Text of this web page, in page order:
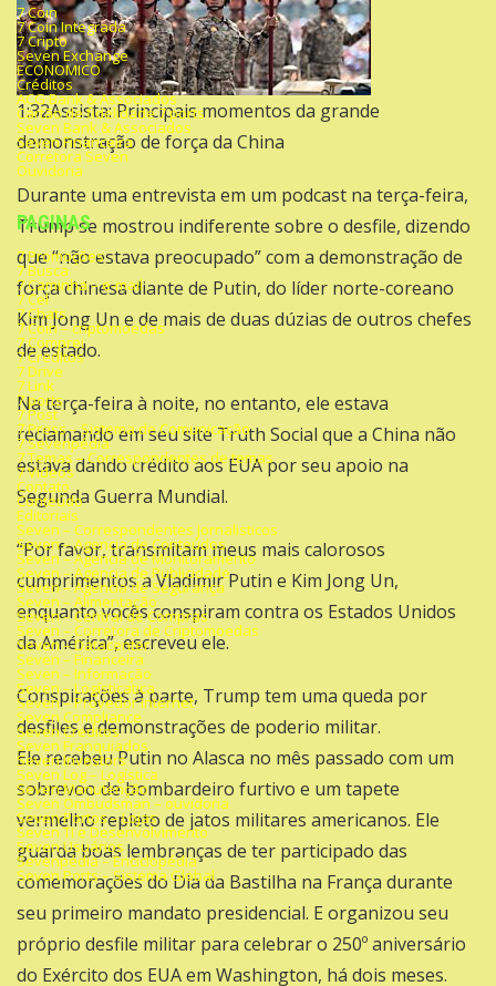
1:32Assista: Principais momentos da grande
demonstração de força da China
Durante uma entrevista em um podcast na terça-feira,
Trump se mostrou indiferente sobre o desfile, dizendo
que “não estava preocupado” com a demonstração de
força chinesa diante de Putin, do líder norte-coreano
Kim Jong Un e de mais de duas dúzias de outros chefes
de estado.
Na terça-feira à noite, no entanto, ele estava
reclamando em seu site Truth Social que a China não
estava dando crédito aos EUA por seu apoio na
Segunda Guerra Mundial.
“Por favor, transmitam meus mais calorosos
cumprimentos a Vladimir Putin e Kim Jong Un,
enquanto vocês conspiram contra os Estados Unidos
da América”, escreveu ele.
Conspirações à parte, Trump tem uma queda por
desfiles e demonstrações de poderio militar.
Elerecebeu Putin no Alasca no mês passado com um
sobrevoo de bombardeiro furtivo e um tapete
vermelho repleto de jatos militares americanos. Ele
guarda boas lembranças de ter participado das
comemorações do Dia da Bastilha na França durante
seu primeiro mandato presidencial. E organizou seu
próprio desfile militar para celebrar o 250º aniversário
do Exército dos EUA em Washington, há dois meses.
7 Coin
7 Coin Integrada
7 Cripto
Seven Exchange
ECONOMICO
Créditos
ACG Bank & Associados
Cartão de fidelidade 7 ports
Seven Bank & Associados
Seven Financeira
Corretora Seven
Ouvidoria
PAGINAS
7 Promoções
7 Busca
7 Caminha – e-mail
7 Cel
7 Chats
7 Coin – criptomoedas
7 Comprei
7 Creditos
7 Drive
7 Link
7 ports
7 Post
7 Press – Sistema de Comunicação
7 Sevenpédia
7 Temas – Correspondentes de temas
7 Videos
Contato
Conteúdo
Editoriais
Seven – Correspondentes Jornalisticos
Seven – Agencia de Conteúdos
Seven – Agencia de Monitoramento
Seven – Agencia de Publicidade
Seven – Agencia de Segurança
Seven – Alimentação
Seven – Central de Compras
Seven – Corretora de Criptomoedas
Seven – Datacenter
Seven – Financeira
Seven – Informação
Seven – Logísticatica
Seven – Provedor Internet
Seven Compliance
Seven Creditos
Seven Franquiados
Seven Investors
Seven Log – Logística
Seven Manutenção
Seven Ombudsman – ouvidoria
Seven Portos – Lojas
Seven TI e Desenvolvimento
Seven Usuários
Sevenpédia – Enciclopédia
Seven Ports – Sistema Global